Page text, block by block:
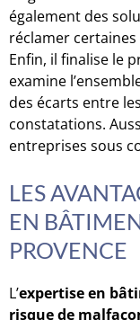
également des
réclamer certaines
Enfin, il finalise le
examine
des écarts entre
constatations.
entreprises sous
LES
EN
PROVENCE
L’expertise en
risque de